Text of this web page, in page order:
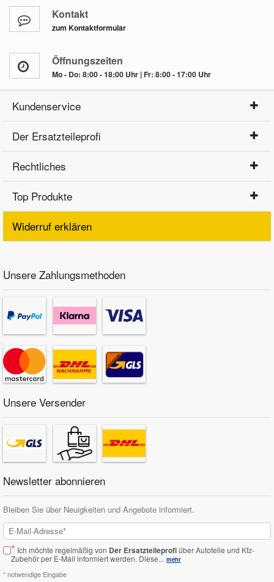
Kontakt
zum Kontaktformular
Öffnungszeiten
Mo - Do: 8:00 - 18:00 Uhr | Fr: 8:00 - 17:00 Uhr
Kundenservice
Der Ersatzteileprofi
Rechtliches
Top Produkte
Widerruf erklären
Unsere Zahlungsmethoden
Unsere Versender
Newsletter abonnieren
Bleiben Sie über Neuigkeiten und Angebote informiert.
* Ich möchte regelmäßig von Der Ersatzteileprofiüber Autoteile und Kfz-
Zubehör per E-Mail informiert werden. Diese... mehr
* notwendige Eingabe